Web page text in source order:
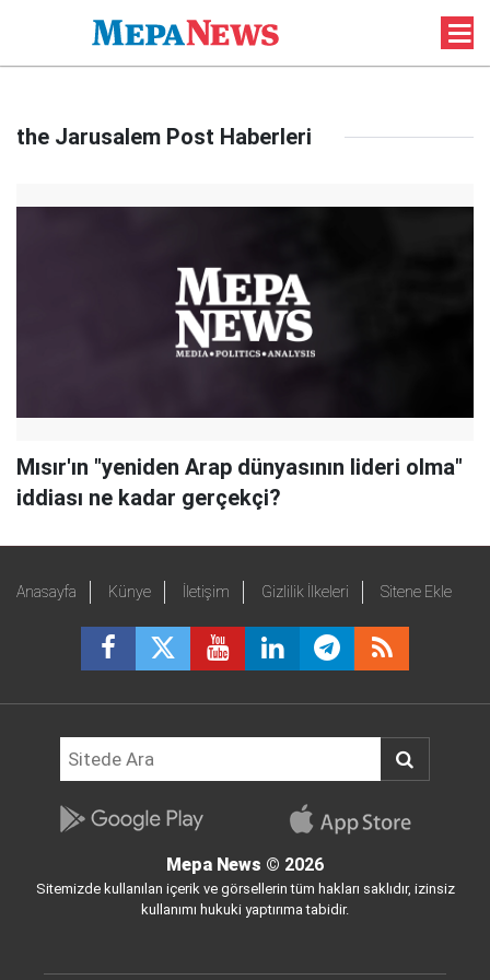
the Jarusalem Post Haberleri
Mısır'ın "yeniden Arap dünyasının lideri olma"
iddiası ne kadar gerçekçi?
Anasayfa Künye İletişim Gizlilik İlkeleri Sitene Ekle
Mepa News © 2026
Sitemizde kullanılan içerik ve görsellerin tüm hakları saklıdır, izinsiz
kullanımı hukuki yaptırıma tabidir.